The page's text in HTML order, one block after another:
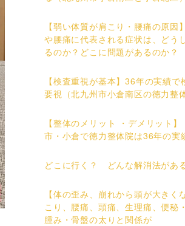
【弱い体質が肩こり・腰痛の原因
や腰痛に代表される症状は、どう
るのか？どこに問題があるのか？
【検査重視が基本】36年の実績で
要視（北九州市小倉南区の徳力整
【整体のメリット ・デメリット】
市・小倉で徳力整体院は36年の実
どこに行く？ どんな解消法があ
【体の歪み、崩れから頭が大きく
こり、腰痛、頭痛、生理痛、便秘
腫み・骨盤の太りと関係が